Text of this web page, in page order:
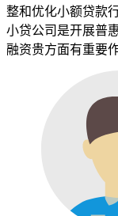
整和优化小额贷款
小贷公司是开展普
融资贵方面有重要